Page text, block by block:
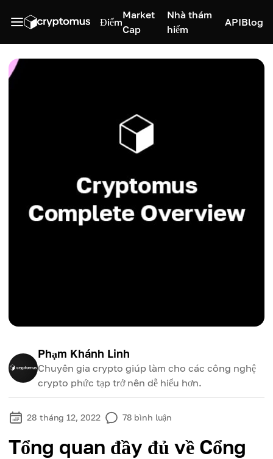
Điểm
Market
Cap
Nhà thám
hiểm
APIBlog
Phạm Khánh Linh
Chuyên gia crypto giúp làm cho các công nghệ
crypto phức tạp trở nên dễ hiểu hơn.
28 tháng 12, 2022 78 bình luận
Tổng quan đầy đủ về Cổng